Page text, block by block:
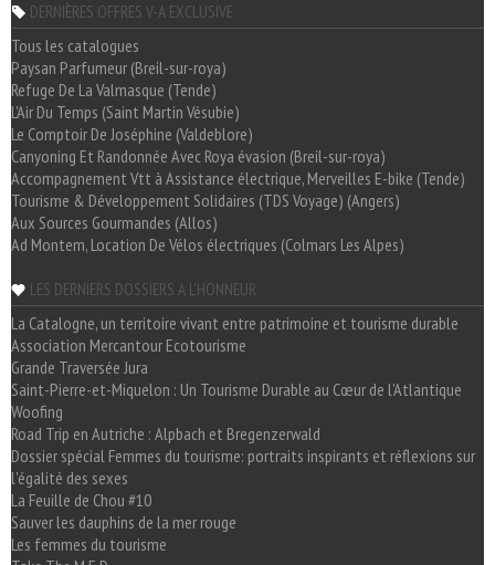
DERNIÈRES OFFRES V-A EXCLUSIVE
Tous les catalogues
Paysan Parfumeur (Breil-sur-roya)
Refuge De La Valmasque (Tende)
L'Air Du Temps (Saint Martin Vésubie)
Le Comptoir De Joséphine (Valdeblore)
Canyoning Et Randonnée Avec Roya évasion (Breil-sur-roya)
Accompagnement Vtt à Assistance électrique, Merveilles E-bike (Tende)
Tourisme & Développement Solidaires (TDS Voyage) (Angers)
Aux Sources Gourmandes (Allos)
Ad Montem, Location De Vélos électriques (Colmars Les Alpes)
LES DERNIERS DOSSIERS A L'HONNEUR
La Catalogne, un territoire vivant entre patrimoine et tourisme durable
Association Mercantour Ecotourisme
Grande Traversée Jura
Saint-Pierre-et-Miquelon : Un Tourisme Durable au Cœur de l'Atlantique
Woofing
Road Trip en Autriche : Alpbach et Bregenzerwald
Dossier spécial Femmes du tourisme: portraits inspirants et réflexions sur
l'égalité des sexes
La Feuille de Chou #10
Sauver les dauphins de la mer rouge
Les femmes du tourisme